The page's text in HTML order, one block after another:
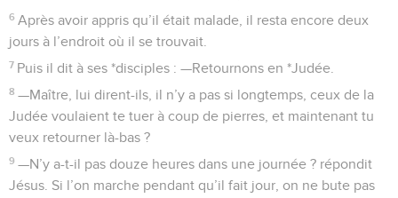
6 Après avoir appris qu’il était malade, il resta encore deux
jours à l’endroit où il se trouvait.
7 Puis il dit à ses *disciples : —Retournons en *Judée.
8 —Maître, lui dirent-ils, il n’y a pas si longtemps, ceux de la
Judée voulaient te tuer à coup de pierres, et maintenant tu
veux retourner là-bas ?
9 —N’y a-t-il pas douze heures dans une journée ? répondit
Jésus. Si l’on marche pendant qu’il fait jour, on ne bute pas